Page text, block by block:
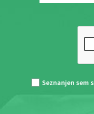
Seznanjen sem s